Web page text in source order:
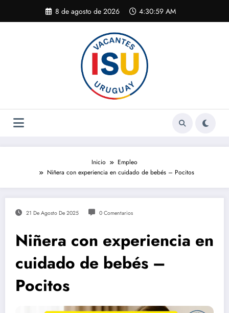
contenido
8 de agosto de 2026 4:30:59 AM
Inicio
Empleo
Niñera con experiencia en cuidado de bebés – Pocitos
21 De Agosto De 2025 0 Comentarios
Niñera con experiencia en
cuidado de bebés –
Pocitos